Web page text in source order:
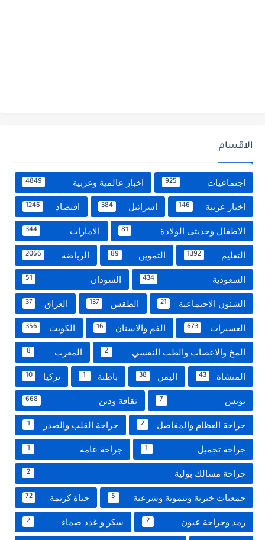
الاقسام
اجتماعيات 925 اخبار عالمية وعربية 4849
اخبار عربية 146 اسرائيل 384 اقتصاد 1246
الاطفال وحديثى الولادة 81 الامارات 344
التعليم 1392 التموين 89 الرياضة 2066
السعودية 434 السودان 51
الشئون الاجتماعية 21 الطقس 137 العراق 37
العسيرات 673 الفم والاسنان 16 الكويت 356
المخ والاعصاب والطب النفسي 2 المغرب 8
المنشاة 43 اليمن 38 باطنة 1 تركيا 10
تونس 7 ثقافة ودين 668
جراحة العظام والمفاصل 2 جراحة القلب والصدر 1
جراحة تجميل 1 جراحة عامة 1
جراحة مسالك بولية 2
جمعيات خيرية وتنموية وشرعية 5 حياة كريمة 72
رمد وجراحة عيون 2 سكر و غدد صماء 2